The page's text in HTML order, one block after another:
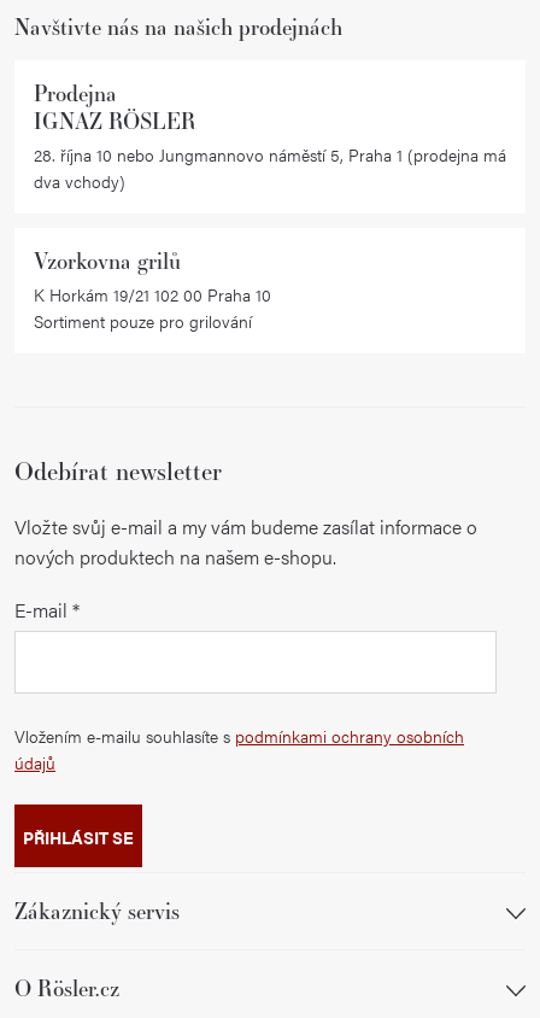
Navštivte nás na našich prodejnách
Prodejna
IGNAZ RÖSLER
28. října 10 nebo Jungmannovo náměstí 5, Praha 1 (prodejna má
dva vchody)
Vzorkovna grilů
K Horkám 19/21 102 00 Praha 10
Sortiment pouze pro grilování
Odebírat newsletter
Vložte svůj e-mail a my vám budeme zasílat informace o
nových produktech na našem e-shopu.
E-mail
Vložením e-mailu souhlasíte s podmínkami ochrany osobních
údajů
PŘIHLÁSIT SE
Zákaznický servis
O Rösler.cz